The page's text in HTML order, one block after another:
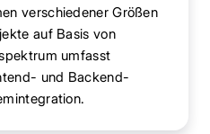
verschiedener Größen
auf Basis von
umfasst
und Backend-